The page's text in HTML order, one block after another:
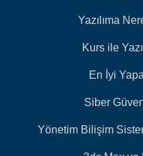
Yazılıma
Kurs ile
En İyi
Siber
Yönetim Bilişim